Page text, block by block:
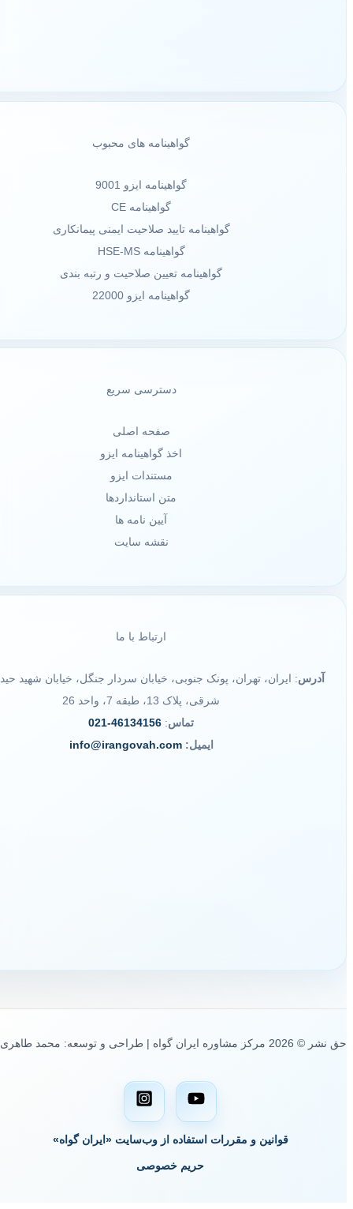
گواهینامه های محبوب
گواهینامه ایزو 9001
گواهینامه CE
گواهینامه تایید صلاحیت ایمنی پیمانکاری
گواهینامه HSE-MS
گواهینامه تعیین صلاحیت و رتبه بندی
گواهینامه ایزو 22000
دسترسی سریع
صفحه اصلی
اخذ گواهینامه ایزو
مستندات ایزو
متن استانداردها
آیین نامه ها
نقشه سایت
ارتباط با ما
آدرس: ایران، تهران، پونک جنوبی، خیابان سردار جنگل، خیابان شهید
شرقی، پلاک 13، طبقه 7، واحد 26
تماس:
46134156-021
ایمیل: info@irangovah.com
حق نشر © 2026 مرکز مشاوره ایران گواه | طراحی و توسعه: محمد طاهری
قوانین و مقررات استفاده از وب‌سایت «ایران گواه»
حریم خصوصی